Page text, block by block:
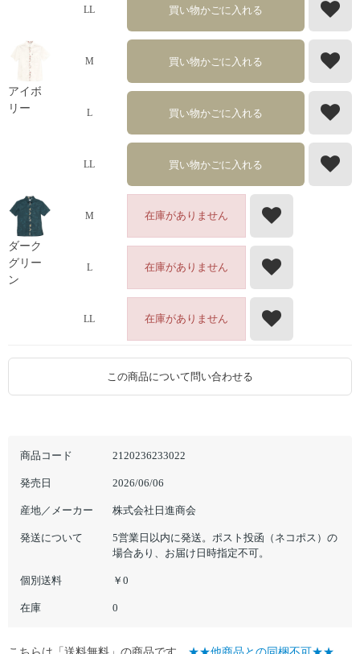
商品コード 2120236233022
発売日 2026/06/06
産地／メーカー 株式会社日進商会
発送について
5営業日以内に発送。ポスト投函（ネコポス）の
場合あり、お届け日時指定不可。
個別送料 ￥0
在庫 0
LL 買い物かごに入れる
アイボ
リー
M 買い物かごに入れる
L 買い物かごに入れる
LL 買い物かごに入れる
ダーク
グリー
ン
M 在庫がありません
L 在庫がありません
LL 在庫がありません
この商品について問い合わせる